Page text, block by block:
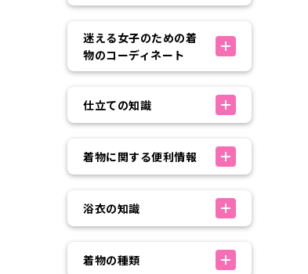
迷える女子のための着
物のコーディネート
仕立ての知識
着物に関する便利情報
浴衣の知識
着物の種類